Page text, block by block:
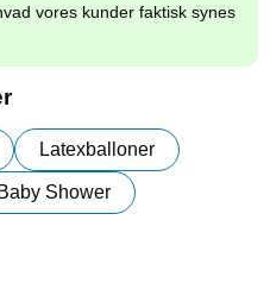
vores kunder faktisk synes
Latexballoner
Baby Shower